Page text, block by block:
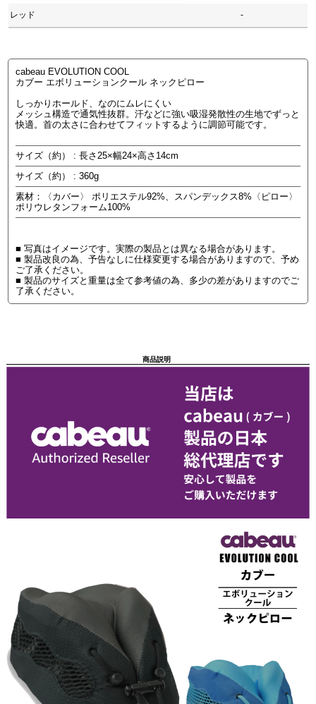
レッド -
cabeau EVOLUTION COOL
カブー エボリューションクール ネックピロー
しっかりホールド、なのにムレにくい
メッシュ構造で通気性抜群。汗などに強い吸湿発散性の生地でずっと
快適。首の太さに合わせてフィットするように調節可能です。
サイズ（約） : 長さ25×幅24×高さ14cm
サイズ（約） : 360g
素材：〈カバー〉 ポリエステル92%、スパンデックス8%〈ピロー〉
ポリウレタンフォーム100%
■ 写真はイメージです。実際の製品とは異なる場合があります。
■ 製品改良の為、予告なしに仕様変更する場合がありますので、予め
ご了承ください。
■ 製品のサイズと重量は全て参考値の為、多少の差がありますのでご
了承ください。
商品説明